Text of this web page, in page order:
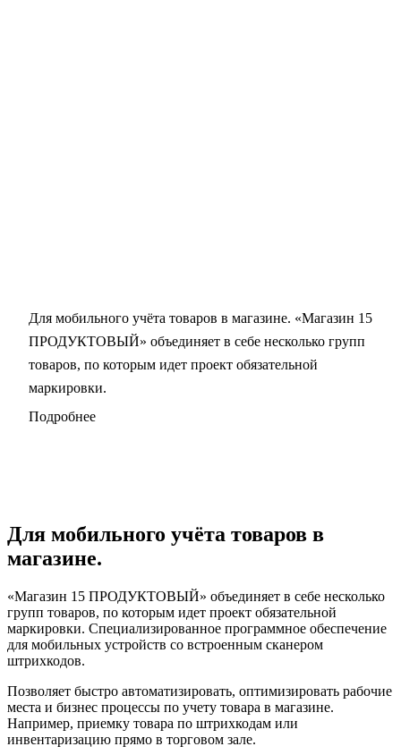
Для мобильного учёта товаров в магазине. «Магазин 15
ПРОДУКТОВЫЙ» объединяет в себе несколько групп
товаров, по которым идет проект обязательной
маркировки.
Подробнее
Для мобильного учёта товаров в
магазине.
«Магазин 15 ПРОДУКТОВЫЙ» объединяет в себе несколько
групп товаров, по которым идет проект обязательной
маркировки. Специализированное программное обеспечение
для мобильных устройств со встроенным сканером
штрихкодов.
Позволяет быстро автоматизировать, оптимизировать рабочие
места и бизнес процессы по учету товара в магазине.
Например, приемку товара по штрихкодам или
инвентаризацию прямо в торговом зале.